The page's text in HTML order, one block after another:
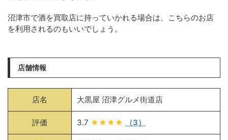
沼津市で酒を買取店に持っていかれる場合は、こちらのお店
を利用されるのもいいでしょう。
店舗情報
店名 大黒屋 沼津グルメ街道店
評価 3.7 ★★★★ （3）